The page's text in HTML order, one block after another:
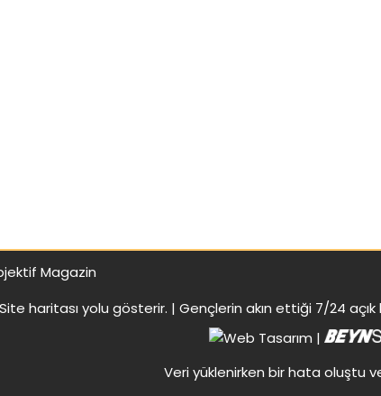
Magazin
Site haritası yolu gösterir. | Gençlerin akın ettiği 7/24
|
Veri yüklenirken bir hata oluştu